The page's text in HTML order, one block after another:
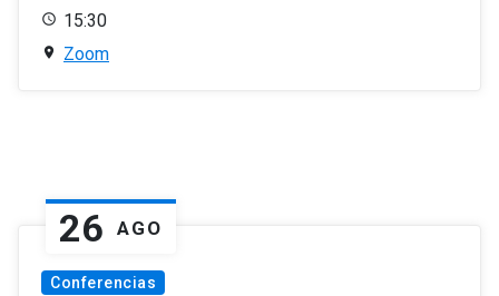
15:30
Zoom
26 AGO
Conferencias